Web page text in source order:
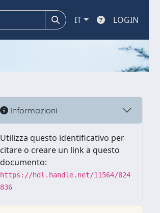
IT LOGIN
Informazioni
Utilizza questo identificativo per
citare o creare un link a questo
documento:
https://hdl.handle.net/11564/824
836